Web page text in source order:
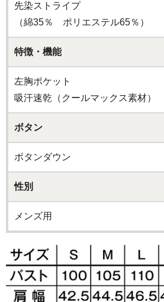
先染ストライプ
（綿35％ ポリエステル65％）
特徴・機能
左胸ポケット
吸汗速乾（クールマックス素材）
ボタン
ボタンダウン
性別
メンズ用